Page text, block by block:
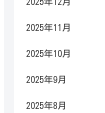
2025年11月
2025年10月
2025年9月
2025年8月